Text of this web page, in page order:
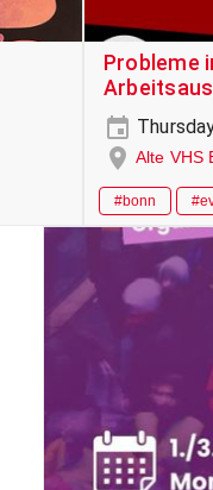
Probleme
Alte VHS
#bonn